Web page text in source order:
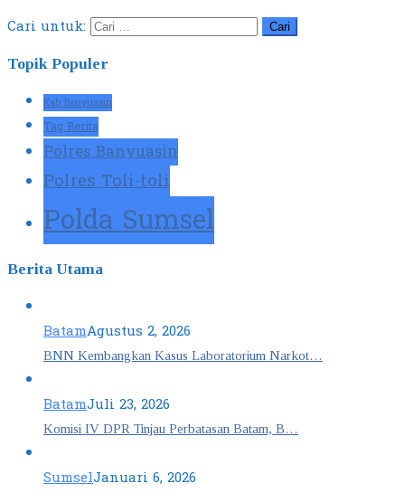
Cari untuk:
Topik Populer
Kab Banyuasin
Tag Berita
Polres Banyuasin
Polres Toli-toli
Polda Sumsel
Berita Utama
BatamAgustus 2, 2026
BNN Kembangkan Kasus Laboratorium Narkot…
BatamJuli 23, 2026
Komisi IV DPR Tinjau Perbatasan Batam, B…
SumselJanuari 6, 2026